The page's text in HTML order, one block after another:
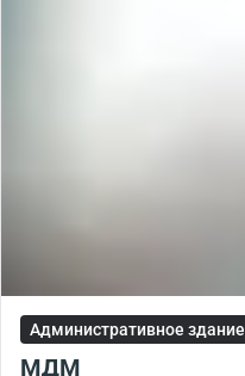
Административное здание
МДМ